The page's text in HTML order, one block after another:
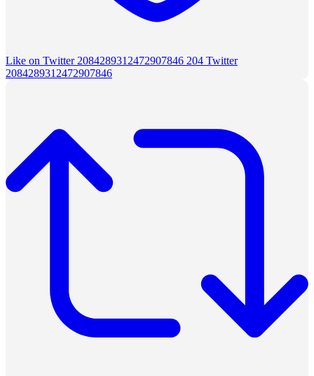
Like on Twitter 2084289312472907846 204 Twitter
2084289312472907846